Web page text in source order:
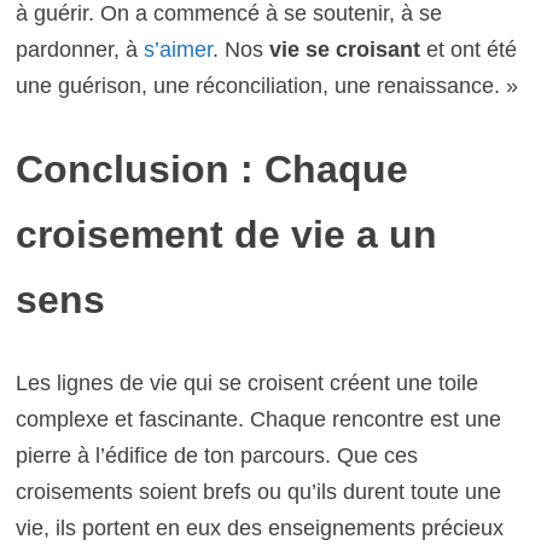
à guérir. On a commencé à se soutenir, à se
pardonner, à s’aimer. Nos vie se croisantet ont été
une guérison, une réconciliation, une renaissance. »
Conclusion : Chaque
croisement de vie a un
sens
Les lignes de vie qui se croisent créent une toile
complexe et fascinante. Chaque rencontre est une
pierre à l’édifice de ton parcours. Que ces
croisements soient brefs ou qu’ils durent toute une
vie, ils portent en eux des enseignements précieux